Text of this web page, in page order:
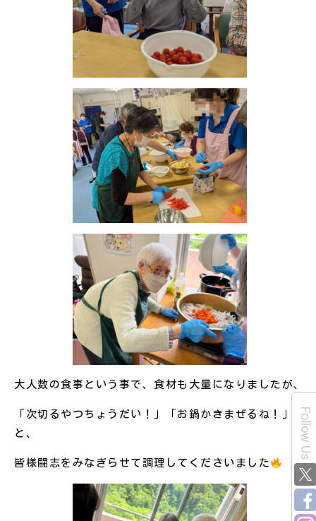
大人数の食事という事で、食材も大量になりましたが、
「次切るやつちょうだい！」「お鍋かきまぜるね！」
と、
皆様闘志をみなぎらせて調理してくださいました
Follow Us